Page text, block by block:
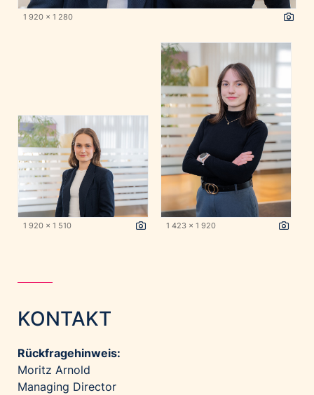
1 920 x 1 280
1 920 x 1 510 1 423 x 1 920
KONTAKT
Rückfragehinweis:
Moritz Arnold
Managing Director